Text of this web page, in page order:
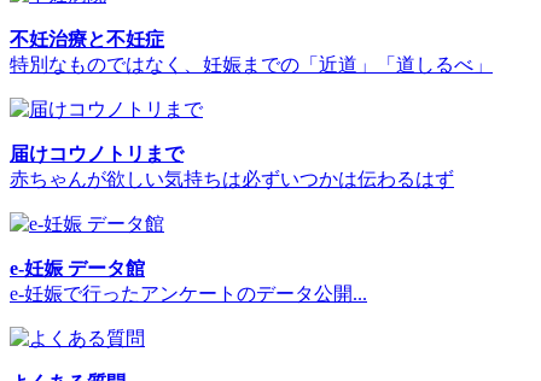
不妊治療と不妊症
特別なものではなく、妊娠までの「近道」「道しるべ」
届けコウノトリまで
赤ちゃんが欲しい気持ちは必ずいつかは伝わるはず
e-妊娠 データ館
e-妊娠で行ったアンケートのデータ公開...